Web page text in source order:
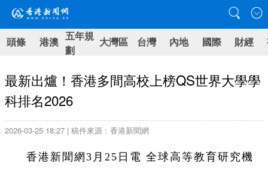
頭條 港澳 五年規
劃
大灣區 台灣 內地 國際 財經
最新出爐！香港多間高校上榜QS世界大學學
科排名2026
2026-03-25 18:27 | 稿件來源：香港新聞網
香港新聞網3月25日電 全球高等教育研究機